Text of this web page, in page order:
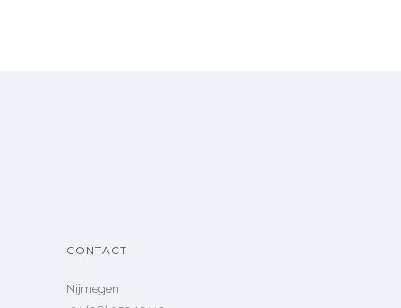
CONTACT
Nijmegen